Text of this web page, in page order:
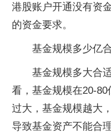
港股账户开通没有资
的资金要求。
基金规模多少亿
基金规模多大合
看，基金规模在20-
过大，基金规模越大
导致基金资产不能合